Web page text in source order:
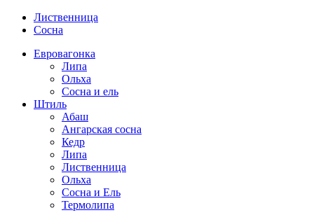
Лиственница
Сосна
Евровагонка
Липа
Ольха
Сосна и ель
Штиль
Абаш
Ангарская сосна
Кедр
Липа
Лиственница
Ольха
Сосна и Ель
Термолипа